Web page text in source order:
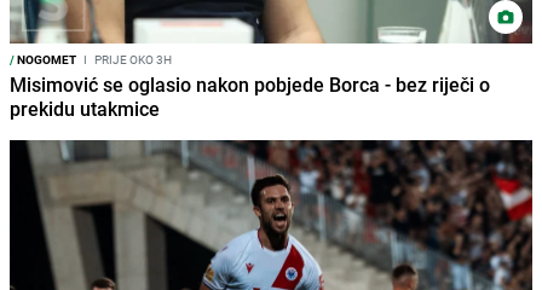
/NOGOMET I PRIJE OKO 3H
Misimović se oglasio nakon pobjede Borca - bez riječi o
prekidu utakmice